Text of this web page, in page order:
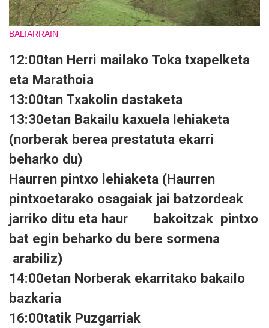
BALIARRAIN
12:00tan Herri mailako Toka txapelketa
eta Marathoia
13:00tan Txakolin dastaketa
13:30etan Bakailu kaxuela lehiaketa
(norberak berea prestatuta ekarri
beharko du)
Haurren pintxo lehiaketa (Haurren
pintxoetarako osagaiak jai batzordeak
jarriko ditu eta haur bakoitzak pintxo
bat egin beharko du bere sormena
arabiliz)
14:00etan Norberak ekarritako bakailo
bazkaria
16:00tatik Puzgarriak